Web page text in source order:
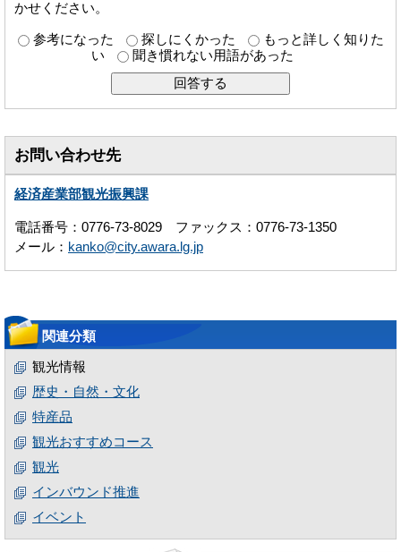
かせください。
参考になった 探しにくかった
もっと詳しく知りた
い
聞き慣れない用語があった
お問い合わせ先
経済産業部観光振興課
電話番号：0776-73-8029 ファックス：0776-73-1350
メール： kanko@city.awara.lg.jp
関連分類
観光情報
歴史・自然・文化
特産品
観光おすすめコース
観光
インバウンド推進
イベント